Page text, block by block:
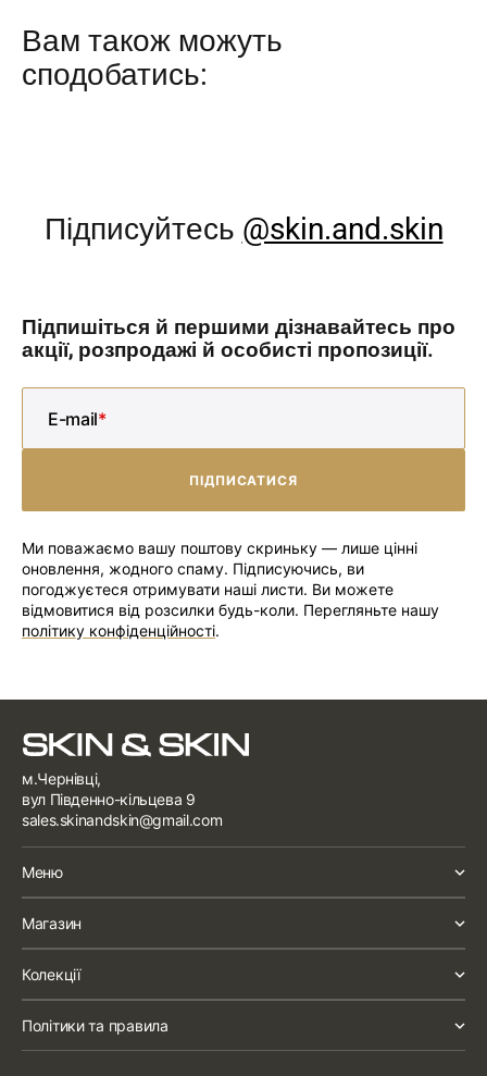
Вам також можуть
сподобатись:
Підписуйтесь @skin.and.skin
Підпишіться й першими дізнавайтесь про
акції, розпродажі й особисті пропозиції.
E-mail
ПІДПИСАТИСЯ
ПІДПИСАТИСЯ
Ми поважаємо вашу поштову скриньку — лише цінні
оновлення, жодного спаму. Підписуючись, ви
погоджуєтеся отримувати наші листи. Ви можете
відмовитися від розсилки будь-коли. Перегляньте нашу
політику конфіденційності.
м.Чернівці,
вул Південно-кільцева 9
sales.skinandskin@gmail.com
Меню
Магазин
Колекції
Політики та правила